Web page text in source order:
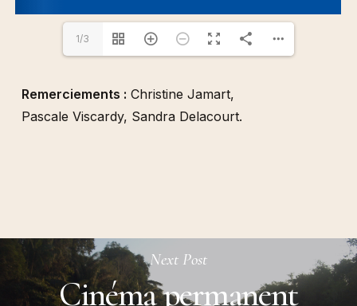
1/3
Remerciements : Christine Jamart,
Pascale Viscardy, Sandra Delacourt.
Next Post
Cinéma permanent